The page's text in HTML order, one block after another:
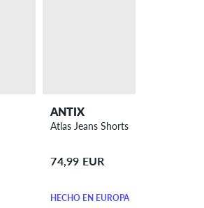
ANTIX
Atlas Jeans Shorts
74,99 EUR
HECHO EN EUROPA